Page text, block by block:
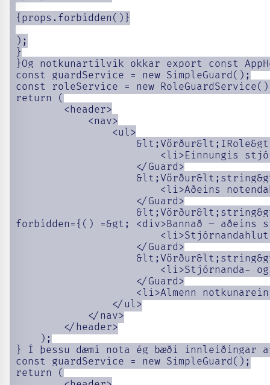
{props.forbidden()}
);
}
}Og notkunartilvik okkar export const
const guardService = new SimpleGuard();
const roleService = new
return (
         <header>
             <nav>
                 <ul>
<li>Einnungis
                     </Guard>
<li>Aðeins
                     </Guard>
forbidden={() =&gt; <div>Bannað –
                     </Guard>
<li>Stjórnanda-
                     </Guard>
<li>Almenn
                 </ul>
             </nav>
         </header>
     );
} Í þessu dæmi nota ég bæði innleiðingar
const guardService = new SimpleGuard();
return (